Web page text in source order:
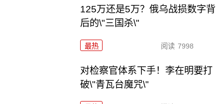
125万还是5万？俄乌战损数字背
后的\"三国杀\"
最热 阅读 7998
对检察官体系下手！李在明要打
破\"青瓦台魔咒\"